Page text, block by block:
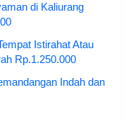
di Kaliurang
Istirahat Atau
Rp.1.250.000
Indah dan